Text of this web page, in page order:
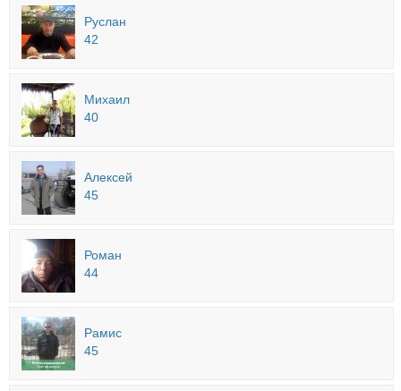
Руслан
42
Михаил
40
Алексей
45
Роман
44
Рамис
45